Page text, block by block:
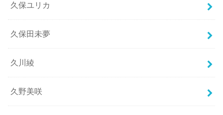
久保ユリカ
久保田未夢
久川綾
久野美咲